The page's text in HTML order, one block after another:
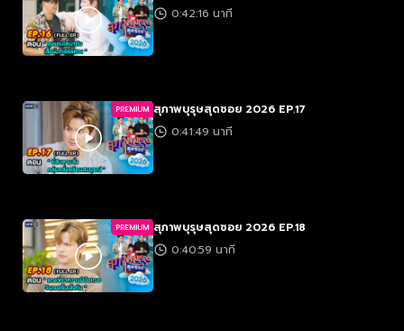
0:42:16 นาที
PREMIUM สุภาพบุรุษสุดซอย 2026 EP.17
0:41:49 นาที
PREMIUM สุภาพบุรุษสุดซอย 2026 EP.18
0:40:59 นาที